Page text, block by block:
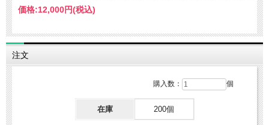
トマト、にんじん、メキャベツ(プチヴェール)、赤ピーマ
ん草、モロヘイヤ、ブロッコリー、 レタス、セロリ、しょ
赤じそ、よもぎ、チンゲンサイ、カリフラワー、クレソン
ゃ、アスパラガス、たまねぎ、ビート、だいこん、小松菜
ば、はくさい、なす、 グリーンピース、ごぼう
カゴメお客様相談センター
東京都中央区日本橋浜町3丁目21-1
TEL：0120-401-831
カゴメ株式会社
価格:12,000円(税込)
注文
購入数： 個
在庫 200個